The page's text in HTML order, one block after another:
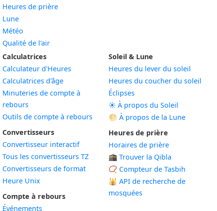
Heures de prière
Lune
Météo
Qualité de l'air
Calculatrices
Calculateur d'Heures
Calculatrices d'âge
Minuteries de compte à
rebours
Outils de compte à rebours
Convertisseurs
Convertisseur interactif
Tous les convertisseurs TZ
Convertisseurs de format
Heure Unix
Compte à rebours
Événements
Soleil & Lune
Heures du lever du soleil
Heures du coucher du soleil
Éclipses
☀️ À propos du Soleil
🌕 À propos de la Lune
Heures de prière
Horaires de prière
🕋 Trouver la Qibla
📿 Compteur de Tasbih
🕌 API de recherche de
mosquées